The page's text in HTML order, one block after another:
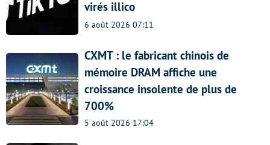
virés illico
6 août 2026 07:11
CXMT : le fabricant chinois de
mémoire DRAM affiche une
croissance insolente de plus de
700%
5 août 2026 17:04